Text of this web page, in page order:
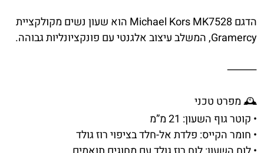
הדגם Michael Kors MK7528 הוא שעון נשים מקולקציית
Gramercy, המשלב עיצוב אלגנטי עם פונקציונליות גבוהה.
⸻
🕰️ מפרט טכני
• קוטר גוף השעון: 21 מ”מ
• חומר הקייס: פלדת אל-חלד בציפוי רוז גולד